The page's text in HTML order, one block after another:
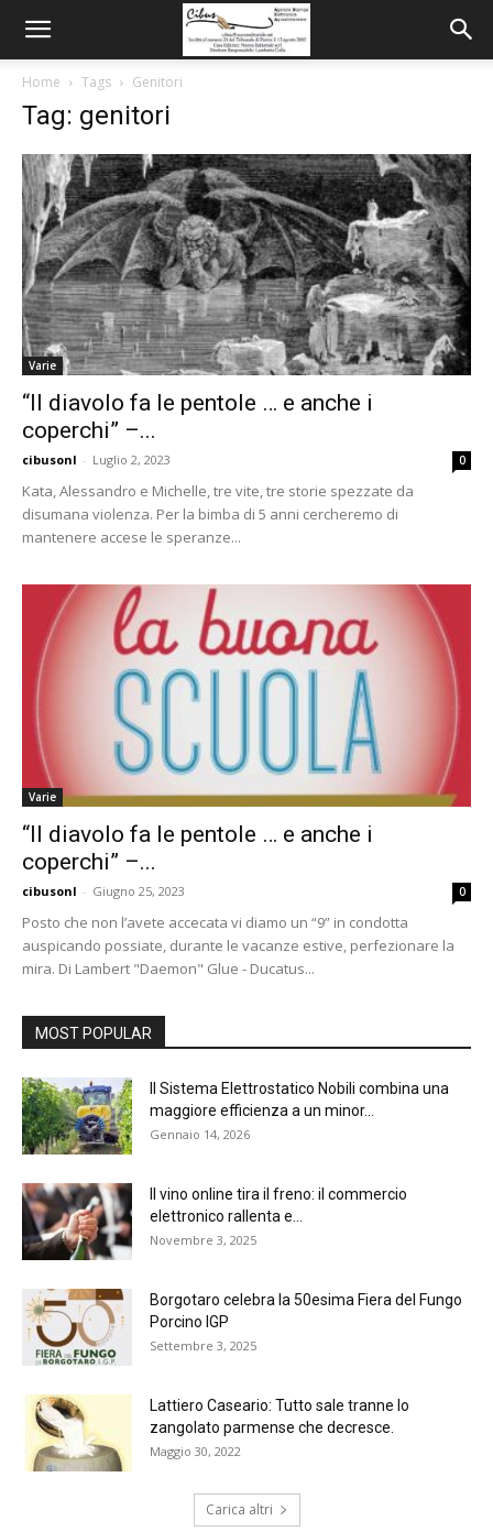
Home Tags Genitori
Tag: genitori
Varie
“Il diavolo fa le pentole … e anche i
coperchi” –...
cibusonl - Luglio 2, 2023 0
Kata, Alessandro e Michelle, tre vite, tre storie spezzate da
disumana violenza. Per la bimba di 5 anni cercheremo di
mantenere accese le speranze...
Varie
“Il diavolo fa le pentole … e anche i
coperchi” –...
cibusonl - Giugno 25, 2023 0
Posto che non l’avete accecata vi diamo un “9” in condotta
auspicando possiate, durante le vacanze estive, perfezionare la
mira. Di Lambert "Daemon" Glue - Ducatus...
MOST POPULAR
Il Sistema Elettrostatico Nobili combina una
maggiore efficienza a un minor...
Gennaio 14, 2026
Il vino online tira il freno: il commercio
elettronico rallenta e...
Novembre 3, 2025
Borgotaro celebra la 50esima Fiera del Fungo
Porcino IGP
Settembre 3, 2025
Lattiero Caseario: Tutto sale tranne lo
zangolato parmense che decresce.
Maggio 30, 2022
Carica altri